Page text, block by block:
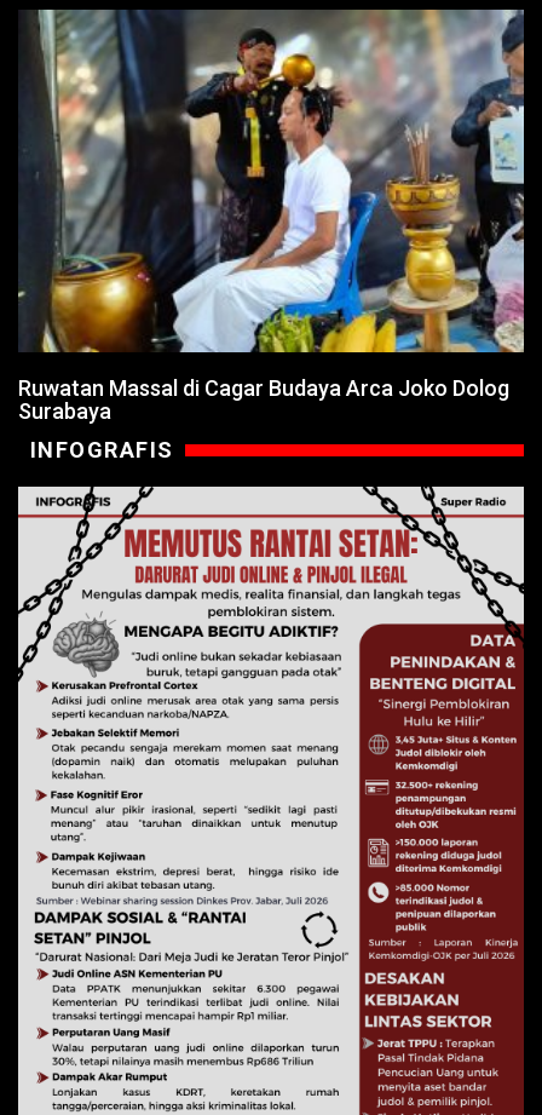
Ruwatan Massal di Cagar Budaya Arca Joko Dolog
Surabaya
INFOGRAFIS